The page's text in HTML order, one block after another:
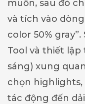
muốn, sau đó
và tích vào
color 50%
Tool và thiết
sáng) xung
chọn highlights,
tác động đến